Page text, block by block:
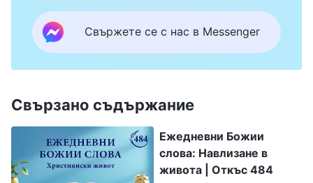
Свържете се с нас в Messenger
Свързано съдържание
Ежедневни Божии
слова: Навлизане в
живота | Откъс 484